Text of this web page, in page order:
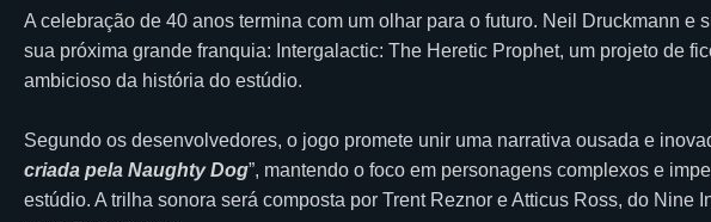
A celebração de 40 anos termina com um olhar para o futuro. Neil Druckmann e
sua próxima grande franquia: Intergalactic: The Heretic Prophet, um projeto de
ambicioso da história do estúdio.
Segundo os desenvolvedores, o jogo promete unir uma narrativa ousada e
criada pela Naughty Dog”, mantendo o foco em personagens complexos e
estúdio. A trilha sonora será composta por Trent Reznor e Atticus Ross, do Nine